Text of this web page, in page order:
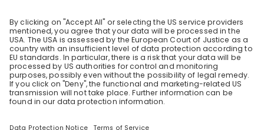
erzählen, wie sie selbst zum Kanton Bern
kamen und dort nun echten Impact für das
Klima erzeugen💚. 🤝 Jede Fachrichtung ist
willkommen. Denn beim Kanton Bern haben
wir ein Angebot für alle. ❓Jede deiner Fragen
ist willkommen. Denn wir lassen dich nicht
allein: Der Kanton Bern begleitet dich beim
Übergang vom Studium 🎓 in die Berufswelt 💼.
den Berufseinstieg bei uns geht – wir stehen